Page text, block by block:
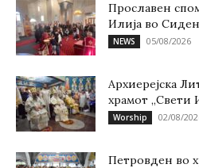
Прославен
Илија во
NEWS 05/08/2026
Архиерејска
храмот „Свети
Worship 02/08/
Петровден во